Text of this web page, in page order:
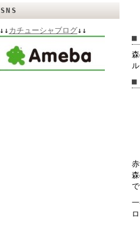
SNS
↓↓ カチューシャブログ↓↓
■
■
で